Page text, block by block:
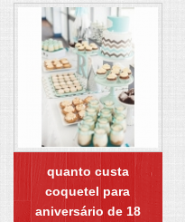
quanto custa
coquetel para
aniversário de 18